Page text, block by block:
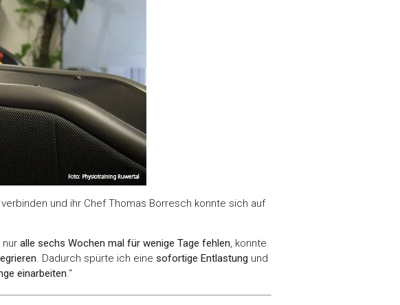
und ihr Chef Thomas Borresch konnte sich auf
nur alle sechs Wochen mal für wenige Tage fehlen, konnte
. Dadurch spürte ich eine sofortige Entlastung und
einarbeiten.“